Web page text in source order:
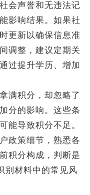
声誉和无违法记
影响结果。如果社
更新以确保信息准
调整，建议定期关
过提升学历、增加
积分，却忽略了
分的影响。这些条
能导致积分不足。
政策细节，熟悉各
积分构成，判断是
别材料中的常见风